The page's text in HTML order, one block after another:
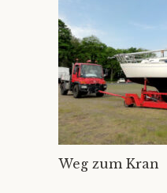
Weg zum Kran